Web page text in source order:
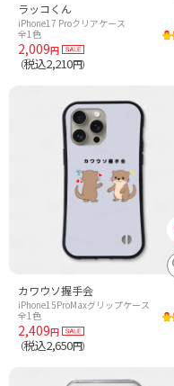
ラッコくん
iPhone17 Proクリアケース
全1色
2,009円
（税込2,210円）
カワウソ握手会
iPhone15ProMaxグリップケース
全1色
2,409円
（税込2,650円）